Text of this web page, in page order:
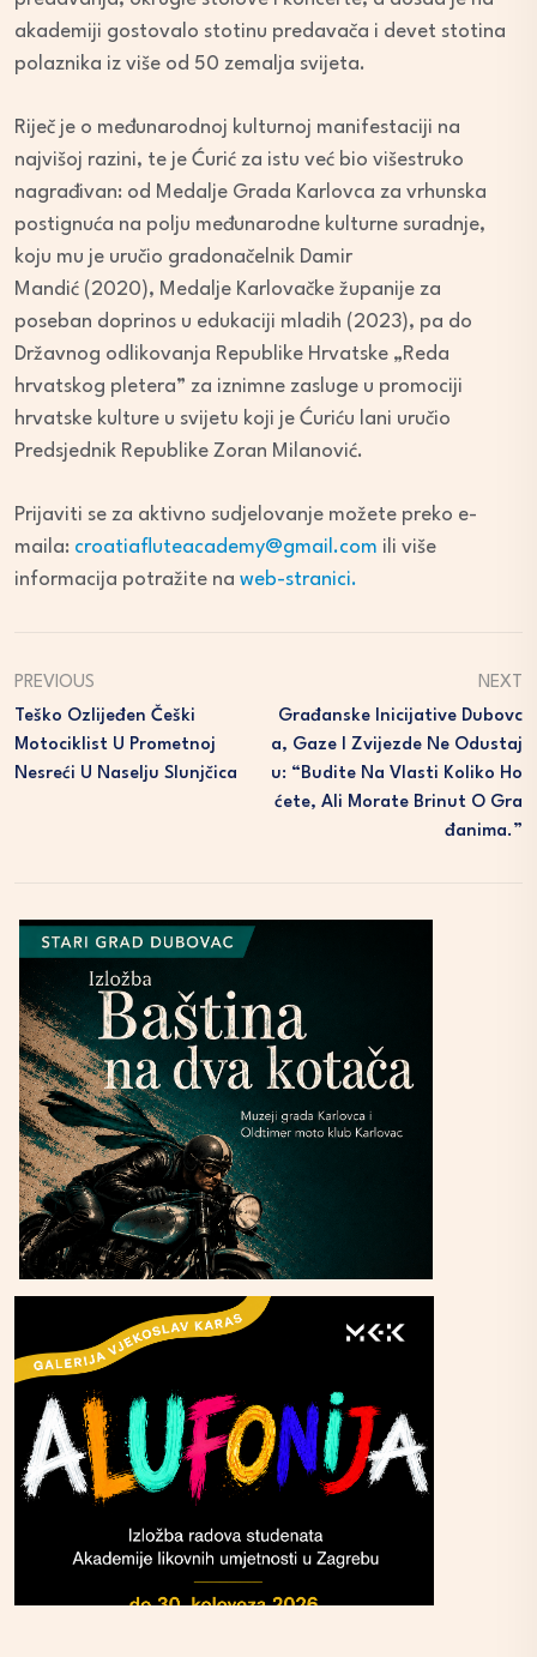
akademiji gostovalo stotinu predavača i devet stotina
polaznika iz više od 50 zemalja svijeta.
Riječ je o međunarodnoj kulturnoj manifestaciji na
najvišoj razini, te je Ćurić za istu već bio višestruko
nagrađivan: od Medalje Grada Karlovca za vrhunska
postignuća na polju međunarodne kulturne suradnje,
koju mu je uručio gradonačelnik Damir
Mandić (2020), Medalje Karlovačke županije za
poseban doprinos u edukaciji mladih (2023), pa do
Državnog odlikovanja Republike Hrvatske „Reda
hrvatskog pletera” za iznimne zasluge u promociji
hrvatske kulture u svijetu koji je Ćuriću lani uručio
Predsjednik Republike Zoran Milanović.
Prijaviti se za aktivno sudjelovanje možete preko e-
maila: croatiafluteacademy@gmail.com ili više
informacija potražite na web-stranici.
PREVIOUS
Teško Ozlijeđen Češki
Motociklist U Prometnoj
Nesreći U Naselju Slunjčica
NEXT
Građanske Inicijative Dubovc
A, Gaze I Zvijezde Ne Odustaj
U: “Budite Na Vlasti Koliko Ho
Ćete, Ali Morate Brinut O Gra
Đanima.”